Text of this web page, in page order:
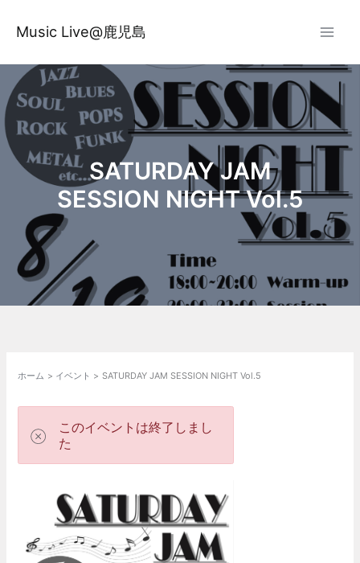
ス
ッ
Music Live@鹿児島
SATURDAY JAM
SESSION NIGHT Vol.5
ホーム イベント SATURDAY JAM SESSION NIGHT Vol.5
このイベントは終了しまし
た